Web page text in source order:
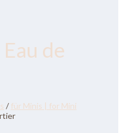
de
/ für Minis | for Mini